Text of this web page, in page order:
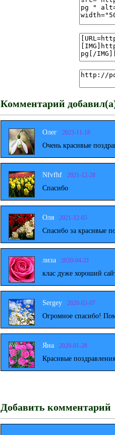
Комментарий
Олег 2023-11-18
Очень красивые
Nfvfhf 2021-12-28
Спасибо
Оля 2021-12-05
Спасибо за красивые
лиза 2020-04-21
клас дуже хороший
Sergey 2020-03-07
Огромное спасибо!
Яна 2020-01-28
Красивые
Добавить комментарий